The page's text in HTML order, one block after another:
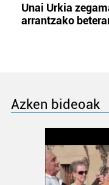
Unai Urkia
arrantzako
Azken bideoak